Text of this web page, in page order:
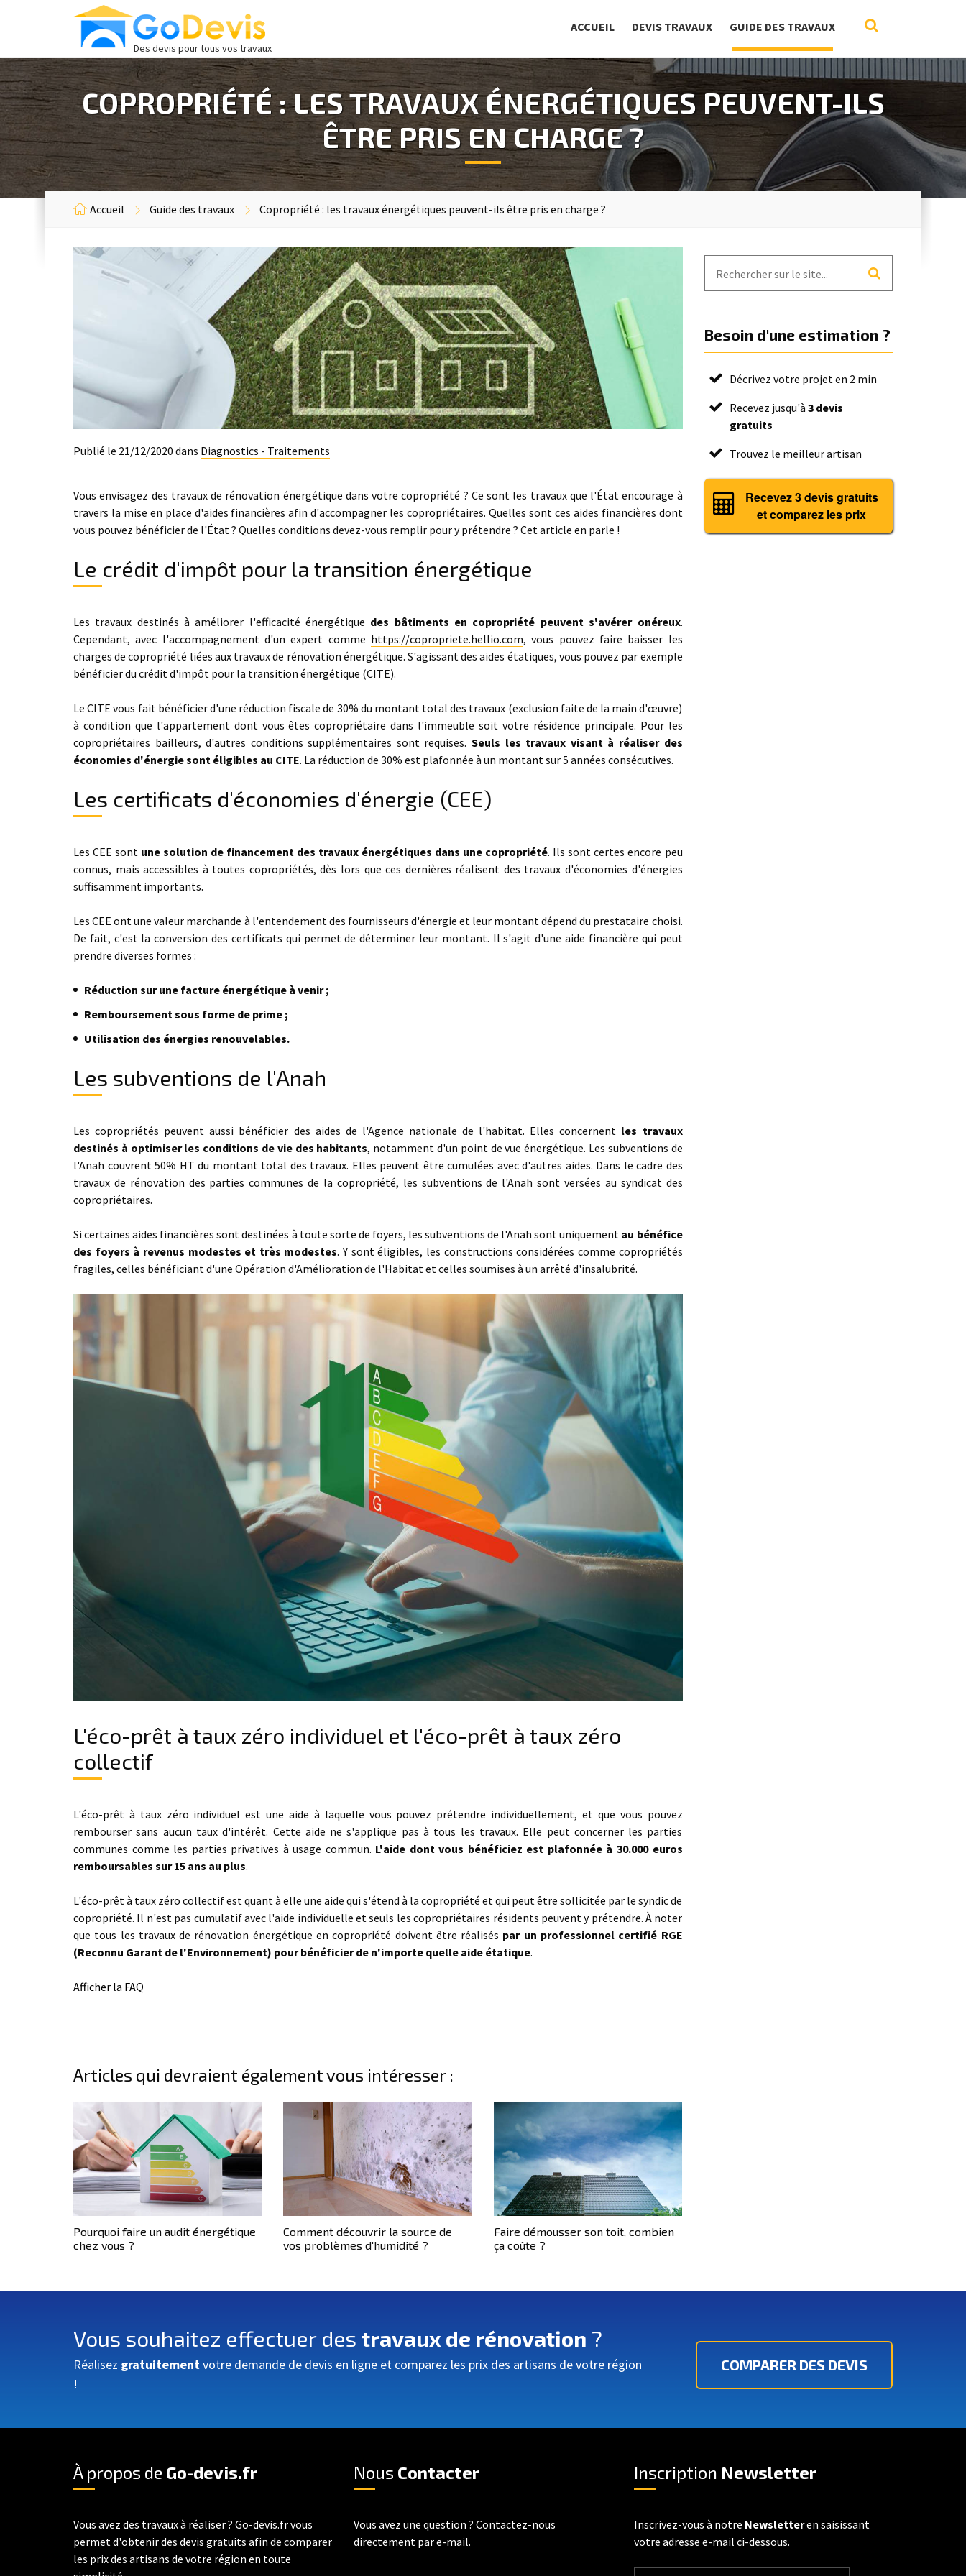
Des devis pour tous vos travaux
ACCUEIL DEVIS TRAVAUX GUIDE DES TRAVAUX
COPROPRIÉTÉ : LES TRAVAUX ÉNERGÉTIQUES PEUVENT-ILS
ÊTRE PRIS EN CHARGE ?
Accueil Guide des travaux Copropriété : les travaux énergétiques peuvent-ils être pris en charge ?
Publié le 21/12/2020 dans Diagnostics - Traitements
Vous envisagez des travaux de rénovation énergétique dans votre copropriété ? Ce sont les travaux que l'État encourage à
travers la mise en place d'aides financières afin d'accompagner les copropriétaires. Quelles sont ces aides financières dont
vous pouvez bénéficier de l'État ? Quelles conditions devez-vous remplir pour y prétendre ? Cet article en parle !
Le crédit d'impôt pour la transition énergétique
Les travaux destinés à améliorer l'efficacité énergétique des bâtiments en copropriété peuvent s'avérer onéreux.
Cependant, avec l'accompagnement d'un expert comme https://copropriete.hellio.com, vous pouvez faire baisser les
charges de copropriété liées aux travaux de rénovation énergétique. S'agissant des aides étatiques, vous pouvez par exemple
bénéficier du crédit d'impôt pour la transition énergétique (CITE).
Le CITE vous fait bénéficier d'une réduction fiscale de 30% du montant total des travaux (exclusion faite de la main d'œuvre)
à condition que l'appartement dont vous êtes copropriétaire dans l'immeuble soit votre résidence principale. Pour les
copropriétaires bailleurs, d'autres conditions supplémentaires sont requises.Seuls les travaux visant à réaliser des
économies d'énergie sont éligibles au CITE. La réduction de 30% est plafonnée à un montant sur 5 années consécutives.
Les certificats d'économies d'énergie (CEE)
Les CEE sont une solution de financement des travaux énergétiques dans une copropriété. Ils sont certes encore peu
connus, mais accessibles à toutes copropriétés, dès lors que ces dernières réalisent des travaux d'économies d'énergies
suffisamment importants.
Les CEE ont une valeur marchande à l'entendement des fournisseurs d'énergie et leur montant dépend du prestataire choisi.
De fait, c'est la conversion des certificats qui permet de déterminer leur montant. Il s'agit d'une aide financière qui peut
prendre diverses formes :
Réduction sur une facture énergétique à venir ;
Remboursement sous forme de prime ;
Utilisation des énergies renouvelables.
Les subventions de l'Anah
Les copropriétés peuvent aussi bénéficier des aides de l'Agence nationale de l'habitat. Elles concernent les travaux
destinés à optimiser les conditions de vie des habitants, notamment d'un point de vue énergétique. Les subventions de
l'Anah couvrent 50% HT du montant total des travaux. Elles peuvent être cumulées avec d'autres aides. Dans le cadre des
travaux de rénovation des parties communes de la copropriété, les subventions de l'Anah sont versées au syndicat des
copropriétaires.
Si certaines aides financières sont destinées à toute sorte de foyers, les subventions de l'Anah sont uniquement au bénéfice
des foyers à revenus modestes et très modestes. Y sont éligibles, les constructions considérées comme copropriétés
fragiles, celles bénéficiant d'une Opération d'Amélioration de l'Habitat et celles soumises à un arrêté d'insalubrité.
L'éco-prêt à taux zéro individuel et l'éco-prêt à taux zéro
collectif
L'éco-prêt à taux zéro individuel est une aide à laquelle vous pouvez prétendre individuellement, et que vous pouvez
rembourser sans aucun taux d'intérêt. Cette aide ne s'applique pas à tous les travaux. Elle peut concerner les parties
communes comme les parties privatives à usage commun. L'aide dont vous bénéficiez est plafonnée à 30.000 euros
remboursables sur 15 ans au plus.
L'éco-prêt à taux zéro collectif est quant à elle une aide qui s'étend à la copropriété et qui peut être sollicitée par le syndic de
copropriété. Il n'est pas cumulatif avec l'aide individuelle et seuls les copropriétaires résidents peuvent y prétendre. À noter
que tous les travaux de rénovation énergétique en copropriété doivent être réalisés par un professionnel certifié RGE
(Reconnu Garant de l'Environnement) pour bénéficier de n'importe quelle aide étatique.
Afficher la FAQ
Articles qui devraient également vous intéresser :
Pourquoi faire un audit énergétique
chez vous ?
Comment découvrir la source de
vos problèmes d'humidité ?
Faire démousser son toit, combien
ça coûte ?
Besoin d'une estimation ?
Décrivez votre projet en 2 min
Recevez jusqu'à 3 devis
gratuits
Trouvez le meilleur artisan
Recevez 3 devis gratuits
et comparez les prix
Vous souhaitez effectuer des travaux de rénovation ?
Réalisez gratuitementvotre demande de devis en ligne et comparez les prix des artisans de votre région
!
COMPARER DES DEVIS
À propos de Go-devis.fr
Vous avez des travaux à réaliser ? Go-devis.fr vous
permet d'obtenir des devis gratuits afin de comparer
les prix des artisans de votre région en toute
Nous Contacter
Vous avez une question ? Contactez-nous
directement par e-mail.
Inscription Newsletter
Inscrivez-vous à notre Newsletteren saisissant
votre adresse e-mail ci-dessous.